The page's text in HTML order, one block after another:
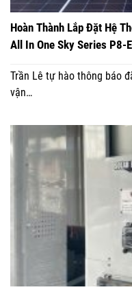
Hoàn Thành Lắp Đặt Hệ
All In One Sky Series P8-
Trần Lê tự hào thông báo
vận…